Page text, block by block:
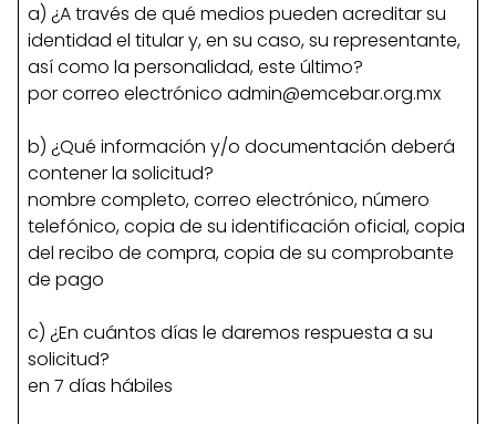
a) ¿A través de qué medios pueden acreditar su
identidad el titular y, en su caso, su representante,
así como la personalidad, este último?
por correo electrónico admin@emcebar.org.mx
b) ¿Qué información y/o documentación deberá
contener la solicitud?
nombre completo, correo electrónico, número
telefónico, copia de su identificación oficial, copia
del recibo de compra, copia de su comprobante
de pago
c) ¿En cuántos días le daremos respuesta a su
solicitud?
en 7 días hábiles